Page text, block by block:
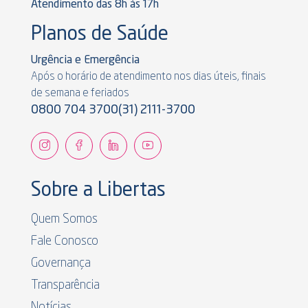
Atendimento das 8h às 17h
Planos de Saúde
Urgência e Emergência
Após o horário de atendimento nos dias úteis, finais
de semana e feriados
0800 704 3700(31) 2111-3700
Sobre a Libertas
Quem Somos
Fale Conosco
Governança
Transparência